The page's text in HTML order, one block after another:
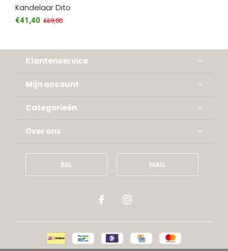
Kandelaar Dito
€41,40 €69,00
Klantenservice
Mijn account
Categorieën
Over ons
BEL MAIL